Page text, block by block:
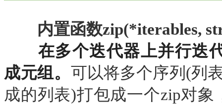
内置函数zip(*iterables,
在多个迭代器上并行迭代
成元组。 可以将多个序列 (列
成的列表)打包成一个zip对